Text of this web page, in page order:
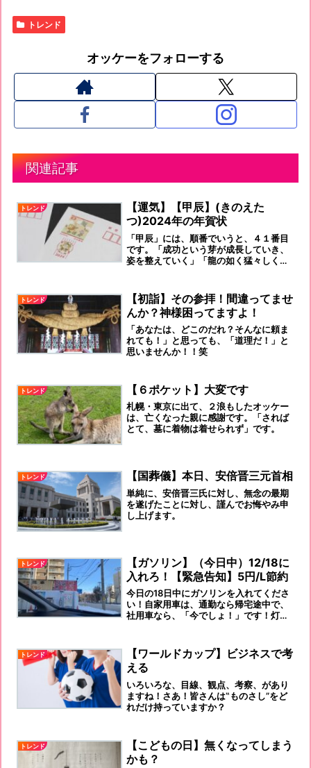
トレンド
オッケーをフォローする
関連記事
トレンド
【運気】【甲辰】(きのえた
つ)2024年の年賀状
「甲辰」には、順番でいうと、４１番目
です。「成功という芽が成長していき、
姿を整えていく」「龍の如く猛々しく、
す！
トレンド
【初詣】その参拝！間違ってませ
んか？神様困ってますよ！
「あなたは、どこのだれ？そんなに頼ま
れても！」と思っても、「道理だ！」と
思いませんか！！笑
トレンド 【６ポケット】大変です
札幌・東京に出て、２浪もしたオッケー
は、亡くなった親に感謝です。「されば
とて、墓に着物は着せられず」です。
トレンド 【国葬儀】本日、安倍晋三元首相
単純に、安倍晋三氏に対し、無念の最期
を遂げたことに対し、謹んでお悔やみ申
し上げます。
トレンド
【ガソリン】（今日中）12/18に
入れろ！【緊急告知】5円/Ⅼ節約
今日の18日中にガソリンを入れてくださ
い！自家用車は、通勤なら帰宅途中で、
社用車なら、「今でしょ！」です！灯油
トレンド
【ワールドカップ】ビジネスで考
える
いろいろな、目線、観点、考察、があり
ますね！さあ！皆さんは‟ものさし”をど
れだけ持っていますか？
トレンド
【こどもの日】無くなってしまう
かも？